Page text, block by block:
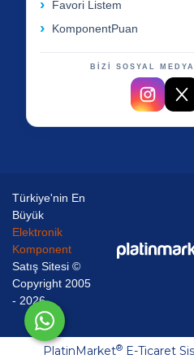
Favori Listem
KomponentPuan
BİZİ SOSYAL
Türkiye'nin En
Büyük
Elektronik
Komponent
Satış Sitesi ©
Copyright 2005
- 2026
PlatinMarket® E-Ticaret